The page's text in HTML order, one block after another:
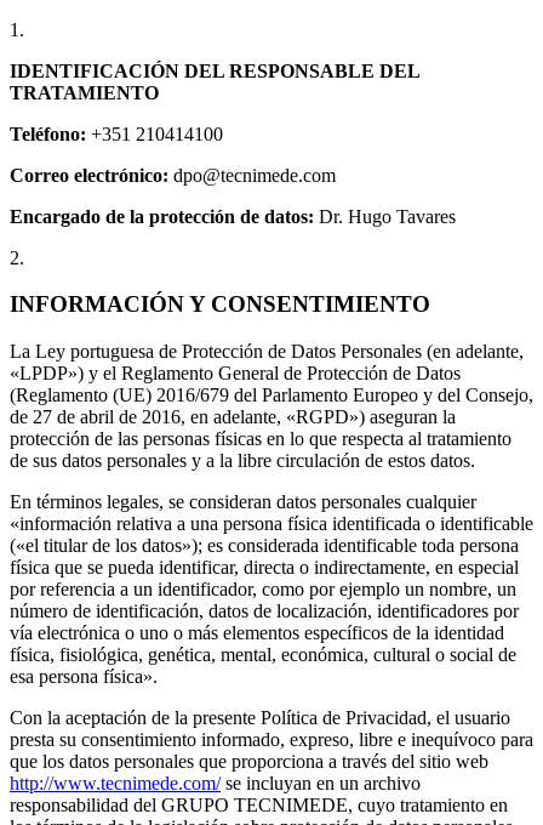
1.
IDENTIFICACIÓN DEL RESPONSABLE DEL
TRATAMIENTO
Teléfono: +351 210414100
Correo electrónico: dpo@tecnimede.com
Encargado de la protección de datos: Dr. Hugo Tavares
2.
INFORMACIÓN Y CONSENTIMIENTO
La Ley portuguesa de Protección de Datos Personales (en adelante,
«LPDP») y el Reglamento General de Protección de Datos
(Reglamento (UE) 2016/679 del Parlamento Europeo y del Consejo,
de 27 de abril de 2016, en adelante, «RGPD») aseguran la
protección de las personas físicas en lo que respecta al tratamiento
de sus datos personales y a la libre circulación de estos datos.
En términos legales, se consideran datos personales cualquier
«información relativa a una persona física identificada o identificable
(«el titular de los datos»); es considerada identificable toda persona
física que se pueda identificar, directa o indirectamente, en especial
por referencia a un identificador, como por ejemplo un nombre, un
número de identificación, datos de localización, identificadores por
vía electrónica o uno o más elementos específicos de la identidad
física, fisiológica, genética, mental, económica, cultural o social de
esa persona física».
Con la aceptación de la presente Política de Privacidad, el usuario
presta su consentimiento informado, expreso, libre e inequívoco para
que los datos personales que proporciona a través del sitio web
http://www.tecnimede.com/se incluyan en un archivo
responsabilidad del GRUPO TECNIMEDE, cuyo tratamiento en